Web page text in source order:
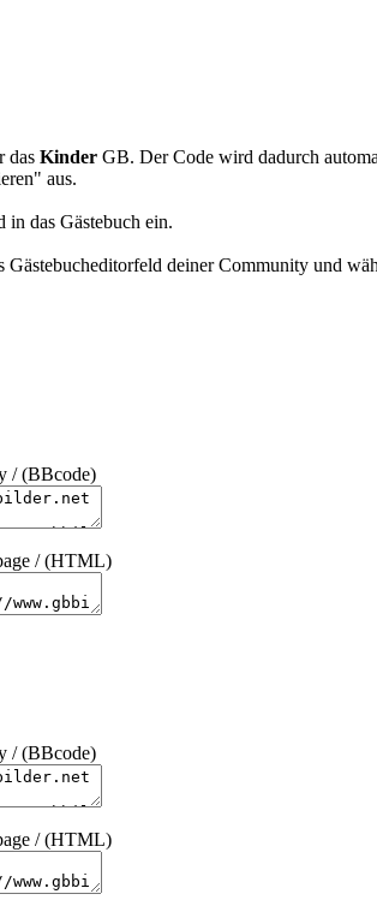
das Kinder GB. Der Code wird dadurch
aus.
in das Gästebuch ein.
deiner Community und
/ (BBcode)
/ (HTML)
/ (BBcode)
/ (HTML)